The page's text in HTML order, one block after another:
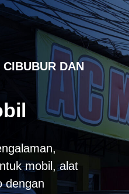
DAN
mobil, alat
dengan